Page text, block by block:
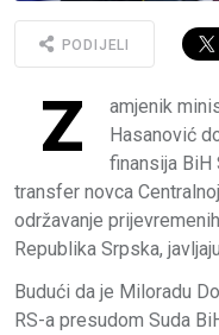
PODIJELI
Z
amjenik
Hasanović
finansija BiH
transfer novca
održavanje
Republika Srpska,
Budući da je Miloradu
RS-a presudom Suda